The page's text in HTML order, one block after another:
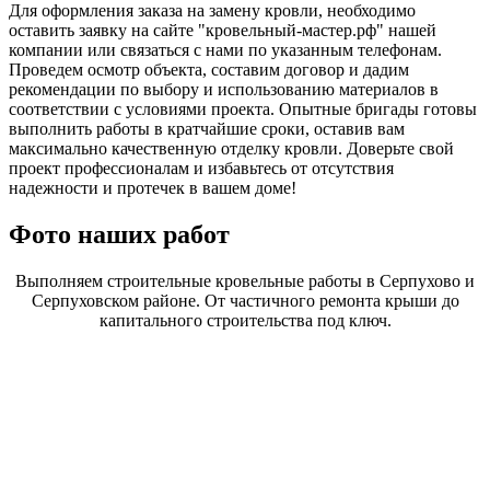
Для оформления заказа на замену кровли, необходимо
оставить заявку на сайте "кровельный-мастер.рф" нашей
компании или связаться с нами по указанным телефонам.
Проведем осмотр объекта, составим договор и дадим
рекомендации по выбору и использованию материалов в
соответствии с условиями проекта. Опытные бригады готовы
выполнить работы в кратчайшие сроки, оставив вам
максимально качественную отделку кровли. Доверьте свой
проект профессионалам и избавьтесь от отсутствия
надежности и протечек в вашем доме!
Фото наших работ
Выполняем строительные кровельные работы в Серпухово и
Серпуховском районе. От частичного ремонта крыши до
капитального строительства под ключ.